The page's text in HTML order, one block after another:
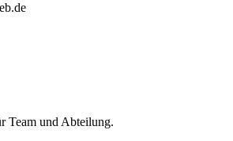
Team und Abteilung.